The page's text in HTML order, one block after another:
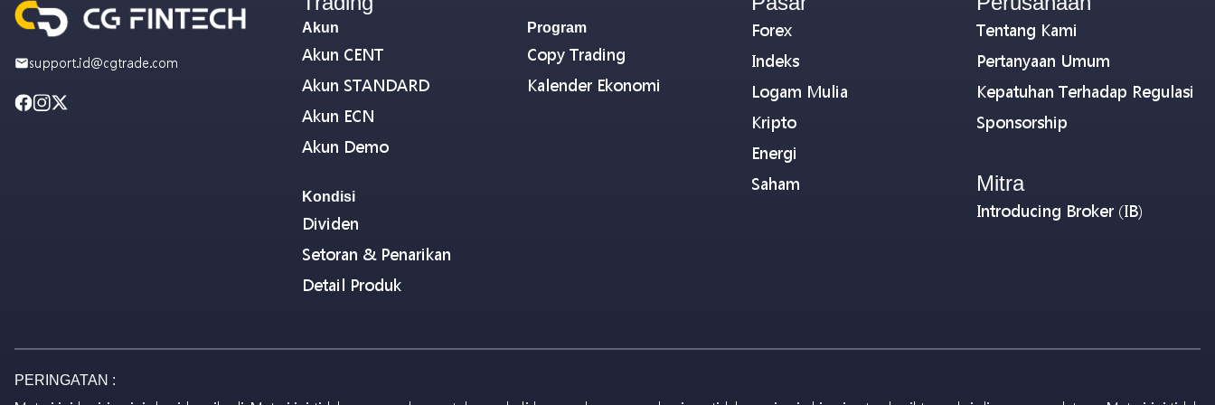
support.id@cgtrade.com
Akun
Akun CENT
Akun STANDARD
Akun ECN
Akun Demo
Kondisi
Dividen
Setoran & Penarikan
Detail Produk
Program
Copy Trading
Kalender Ekonomi
Forex
Indeks
Logam Mulia
Kripto
Energi
Saham
Tentang Kami
Pertanyaan Umum
Kepatuhan Terhadap Regulasi
Sponsorship
Mitra
Introducing Broker (IB)
PERINGATAN :